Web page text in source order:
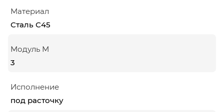
Материал
Сталь С45
Модуль М
3
Исполнение
под расточку